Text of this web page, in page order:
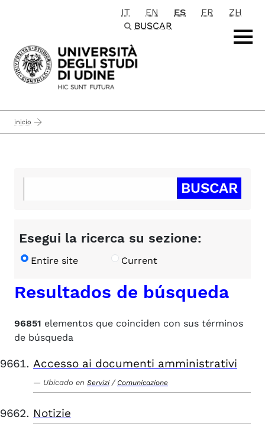
Passa al contenuto principale
IT EN ES FR
ZH
BUSCAR
inicio
Esegui la ricerca su sezione:
Entire site Current
Resultados de búsqueda
96851 elementos que coinciden con sus términos
de búsqueda
Accesso ai documenti amministrativi
Ubicado en Servizi / Comunicazione
Notizie